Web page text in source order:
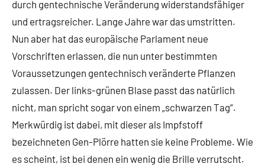
durch gentechnische Veränderung widerstandsfähiger
und ertragsreicher. Lange Jahre war das umstritten.
Nun aber hat das europäische Parlament neue
Vorschriften erlassen, die nun unter bestimmten
Voraussetzungen gentechnisch veränderte Pflanzen
zulassen. Der links-grünen Blase passt das natürlich
nicht, man spricht sogar von einem „schwarzen Tag“.
Merkwürdig ist dabei, mit dieser als Impfstoff
bezeichneten Gen-Plörre hatten sie keine Probleme. Wie
es scheint, ist bei denen ein wenig die Brille verrutscht.